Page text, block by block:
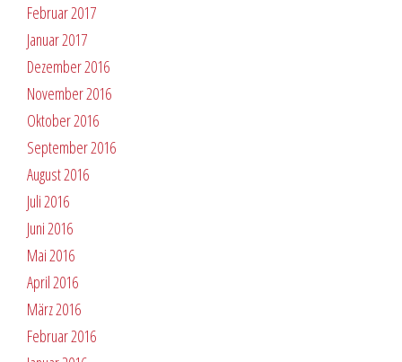
Februar 2017
Januar 2017
Dezember 2016
November 2016
Oktober 2016
September 2016
August 2016
Juli 2016
Juni 2016
Mai 2016
April 2016
März 2016
Februar 2016